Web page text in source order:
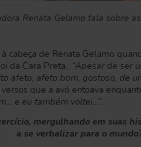
Renata Gelamo fala sobre
cabeça de Renata Gelamo
da Cara Preta. “Apesar de ser
afeto, afeto bom, gostoso, de
que a avó entoava
e eu também voltei…”.
mergulhando em suas
a se verbalizar para o